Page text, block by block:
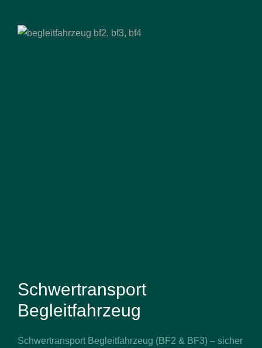
Schwertransport
Begleitfahrzeug
Schwertransport Begleitfahrzeug (BF2 & BF3) – sicher